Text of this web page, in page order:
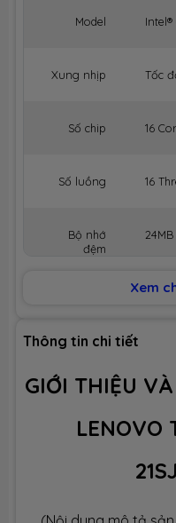
Model
Xung nhịp Tốc
Số chip 16
Số luồng 16
Bộ nhớ
đệm
24MB
BỘ NHỚ MÁY (RAM)
Dung lượng
Công nghệ
Xem
Thông tin chi tiết
GIỚI THIỆU
LENOVO